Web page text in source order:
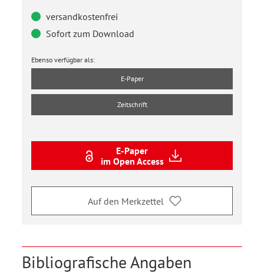
versandkostenfrei
Sofort zum Download
Ebenso verfügbar als:
E-Paper
Zeitschrift
E-Paper
im Open Access
Auf den Merkzettel
Bibliografische Angaben